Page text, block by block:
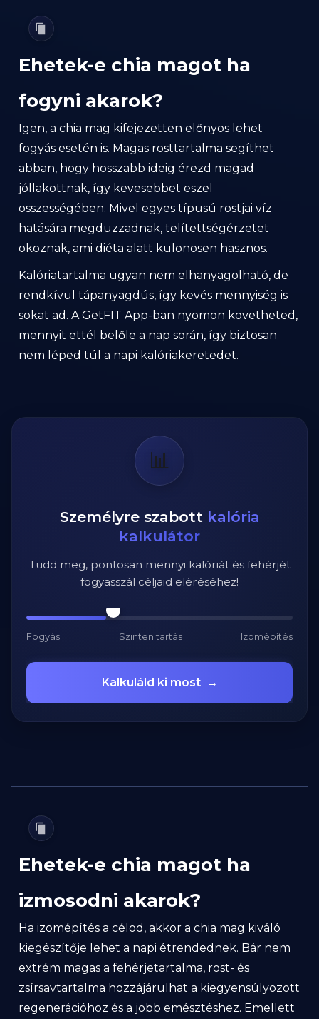
Ehetek-e chia magot ha
fogyni akarok?
Igen, a chia mag kifejezetten előnyös lehet
fogyás esetén is. Magas rosttartalma segíthet
abban, hogy hosszabb ideig érezd magad
jóllakottnak, így kevesebbet eszel
összességében. Mivel egyes típusú rostjai víz
hatására megduzzadnak, telítettségérzetet
okoznak, ami diéta alatt különösen hasznos.
Kalóriatartalma ugyan nem elhanyagolható, de
rendkívül tápanyagdús, így kevés mennyiség is
sokat ad. A GetFIT App-ban nyomon követheted,
mennyit ettél belőle a nap során, így biztosan
nem léped túl a napi kalóriakeretedet.
📊
Személyre szabott kalória
kalkulátor
Tudd meg, pontosan mennyi kalóriát és fehérjét
fogyasszál céljaid eléréséhez!
Fogyás Szinten tartás Izomépítés
Kalkuláld ki most →
Ehetek-e chia magot ha
izmosodni akarok?
Ha izomépítés a célod, akkor a chia mag kiváló
kiegészítője lehet a napi étrendednek. Bár nem
extrém magas a fehérjetartalma, rost- és
zsírsavtartalma hozzájárulhat a kiegyensúlyozott
regenerációhoz és a jobb emésztéshez. Emellett